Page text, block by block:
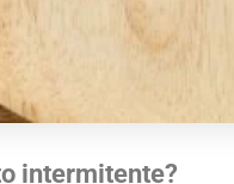
intermitente?